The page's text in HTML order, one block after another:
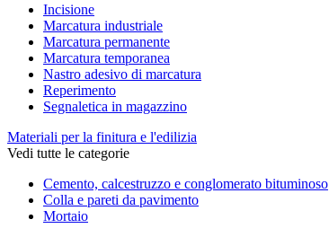
Incisione
Marcatura industriale
Marcatura permanente
Marcatura temporanea
Nastro adesivo di marcatura
Reperimento
Segnaletica in magazzino
Materiali per la finitura e l'edilizia
Vedi tutte le categorie
Cemento, calcestruzzo e conglomerato bituminoso
Colla e pareti da pavimento
Mortaio